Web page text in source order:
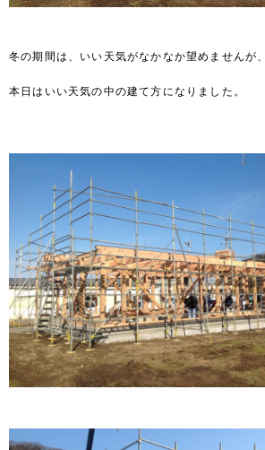
冬の期間は、いい天気がなかなか望めませんが、
本日はいい天気の中の建て方になりました。